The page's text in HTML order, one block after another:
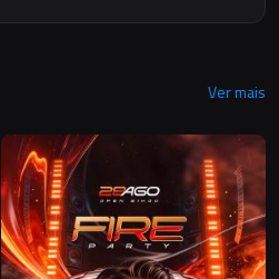
Ver mais